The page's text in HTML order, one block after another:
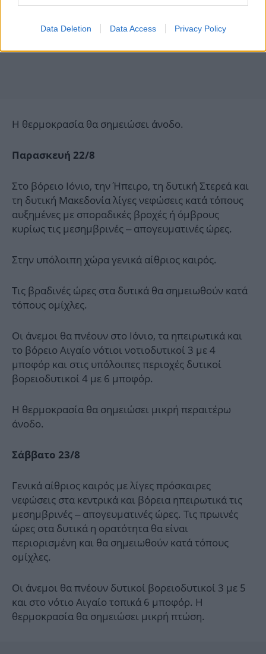
Data Deletion Data Access Privacy Policy
Η θερμοκρασία θα σημειώσει άνοδο.
Παρασκευή 22/8
Στο βόρειο Ιόνιο, την Ήπειρο, τη δυτική Στερεά και
τη δυτική Μακεδονία λίγες νεφώσεις κατά τόπους
αυξημένες με σποραδικές βροχές ή όμβρους
κυρίως τις μεσημβρινές – απογευματινές ώρες.
Στην υπόλοιπη χώρα γενικά αίθριος καιρός.
Τις βραδινές ώρες στα δυτικά θα σημειωθούν κατά
τόπους ομίχλες.
Οι άνεμοι θα πνέουν στο Ιόνιο, τα ηπειρωτικά και
το βόρειο Αιγαίο νότιοι νοτιοδυτικοί 3 με 4
μποφόρ και στις υπόλοιπες περιοχές δυτικοί
βορειοδυτικοί 4 με 6 μποφόρ.
Η θερμοκρασία θα σημειώσει μικρή περαιτέρω
άνοδο.
Σάββατο 23/8
Γενικά αίθριος καιρός με λίγες πρόσκαιρες
νεφώσεις στα κεντρικά και βόρεια ηπειρωτικά τις
μεσημβρινές – απογευματινές ώρες. Τις πρωινές
ώρες στα δυτικά η ορατότητα θα είναι
περιορισμένη και θα σημειωθούν κατά τόπους
ομίχλες.
Οι άνεμοι θα πνέουν δυτικοί βορειοδυτικοί 3 με 5
και στο νότιο Αιγαίο τοπικά 6 μποφόρ. Η
θερμοκρασία θα σημειώσει μικρή πτώση.